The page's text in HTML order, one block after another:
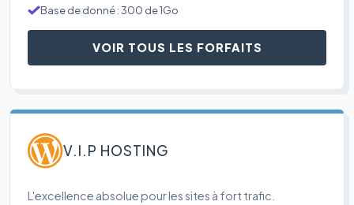
Base de donné : 300 de 1Go
VOIR TOUS LES FORFAITS
V.I.P HOSTING
L'excellence absolue pour les sites à fort trafic.